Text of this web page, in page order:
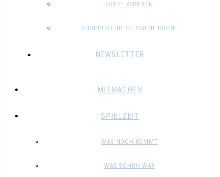
HELFT ANDEREN
SHOPPEN FÜR DIE EIGENE BÜHNE
NEWSLETTER
MITMACHEN
SPIELZEIT
WAS NOCH KOMMT
WAS SCHON WAR